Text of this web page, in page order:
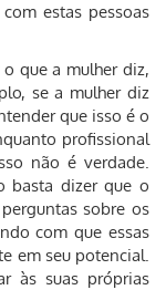
estas pessoas
que a mulher diz,
se a mulher diz
que isso é o
profissional
não é verdade.
basta dizer que o
sobre os
com que essas
em seu potencial.
às suas próprias